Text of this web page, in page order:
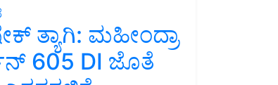
ತ್ಯಾಗಿ: ಮಹೀಂದ್ರಾ
605 DI ಜೊತೆ